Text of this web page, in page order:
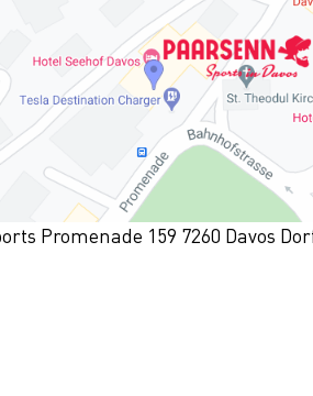
Promenade 159 7260 Davos